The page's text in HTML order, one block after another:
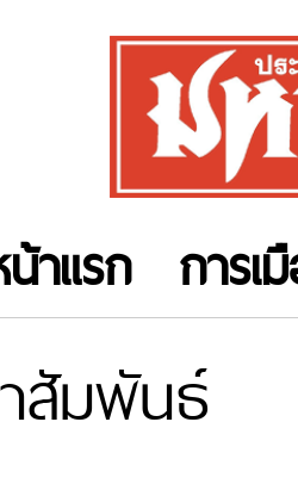
าแรก การเ
สัมพันธ์